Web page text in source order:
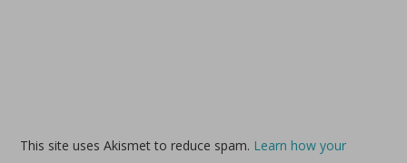
This site uses Akismet to reduce spam. Learn how your